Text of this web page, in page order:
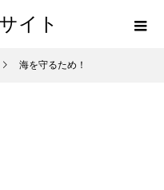
イト
海を守るため！